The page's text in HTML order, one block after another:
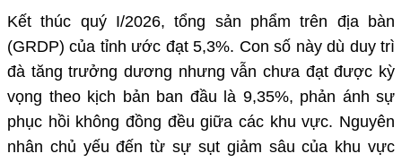
Kết thúc quý I/2026, tổng sản phẩm trên địa bàn
(GRDP) của tỉnh ước đạt 5,3%. Con số này dù duy trì
đà tăng trưởng dương nhưng vẫn chưa đạt được kỳ
vọng theo kịch bản ban đầu là 9,35%, phản ánh sự
phục hồi không đồng đều giữa các khu vực. Nguyên
nhân chủ yếu đến từ sự sụt giảm sâu của khu vực